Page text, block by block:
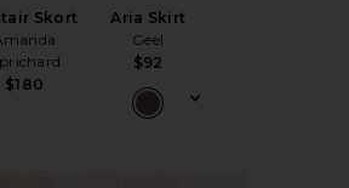
Skort
$180
Aria Skirt
Geel
$92